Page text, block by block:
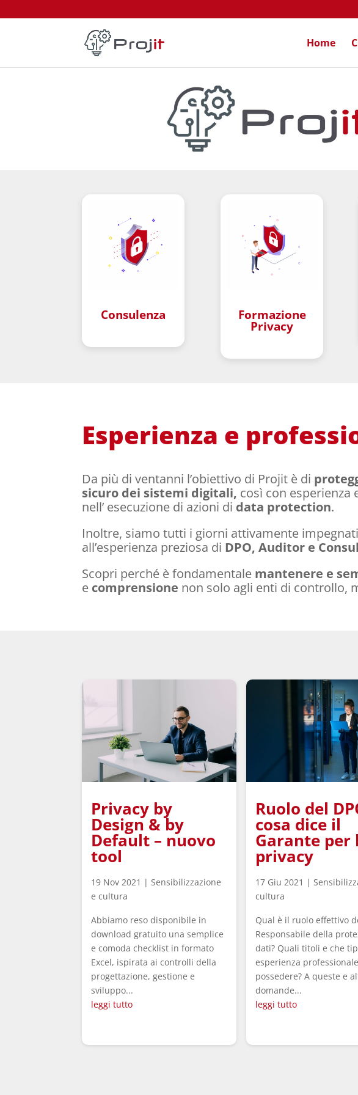
Home
Consulenza Formazione
Privacy
Esperienza e
Da più di ventanni l’obiettivo di Projit è di
sicuro dei sistemi digitali, così con
nell’ esecuzione di azioni di data protection.
Inoltre, siamo tutti i giorni attivamente
all’esperienza preziosa di DPO, Auditor e
Scopri perché è fondamentale mantenere e
e comprensione non solo agli enti di controllo,
Privacy by
Design & by
Default – nuovo
tool
19 Nov 2021 |Sensibilizzazione
e cultura
Abbiamo reso disponibile in
download gratuito una semplice
e comoda checklist in formato
Excel, ispirata ai controlli della
progettazione, gestione e
sviluppo...
leggi tutto
Ruolo del
cosa dice il
Garante per
privacy
17 Giu 2021 |
cultura
Qual è il ruolo effettivo
Responsabile della
dati? Quali titoli e che
esperienza
possedere? A queste e
domande...
leggi tutto